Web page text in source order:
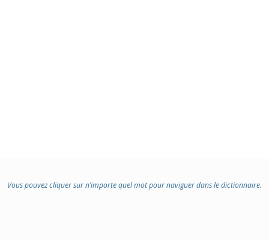
Vous pouvez cliquer sur n’importe quel mot pour naviguer dans le dictionnaire.